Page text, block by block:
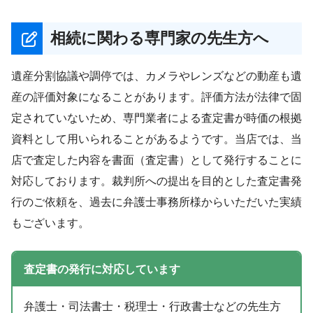
相続に関わる専門家の先生方へ
遺産分割協議や調停では、カメラやレンズなどの動産も遺
産の評価対象になることがあります。評価方法が法律で固
定されていないため、専門業者による査定書が時価の根拠
資料として用いられることがあるようです。当店では、当
店で査定した内容を書面（査定書）として発行することに
対応しております。裁判所への提出を目的とした査定書発
行のご依頼を、過去に弁護士事務所様からいただいた実績
もございます。
査定書の発行に対応しています
弁護士・司法書士・税理士・行政書士などの先生方